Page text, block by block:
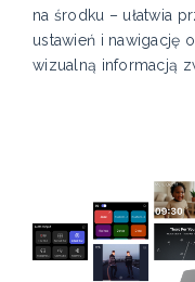
na środku – ułatwia
ustawień i nawigację
wizualną informacją